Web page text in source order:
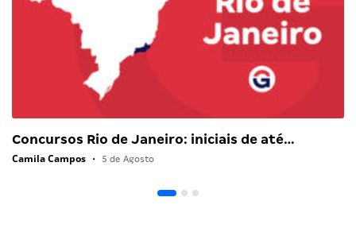
Concursos Rio de Janeiro: iniciais de até…
Camila Campos • 5 de Agosto